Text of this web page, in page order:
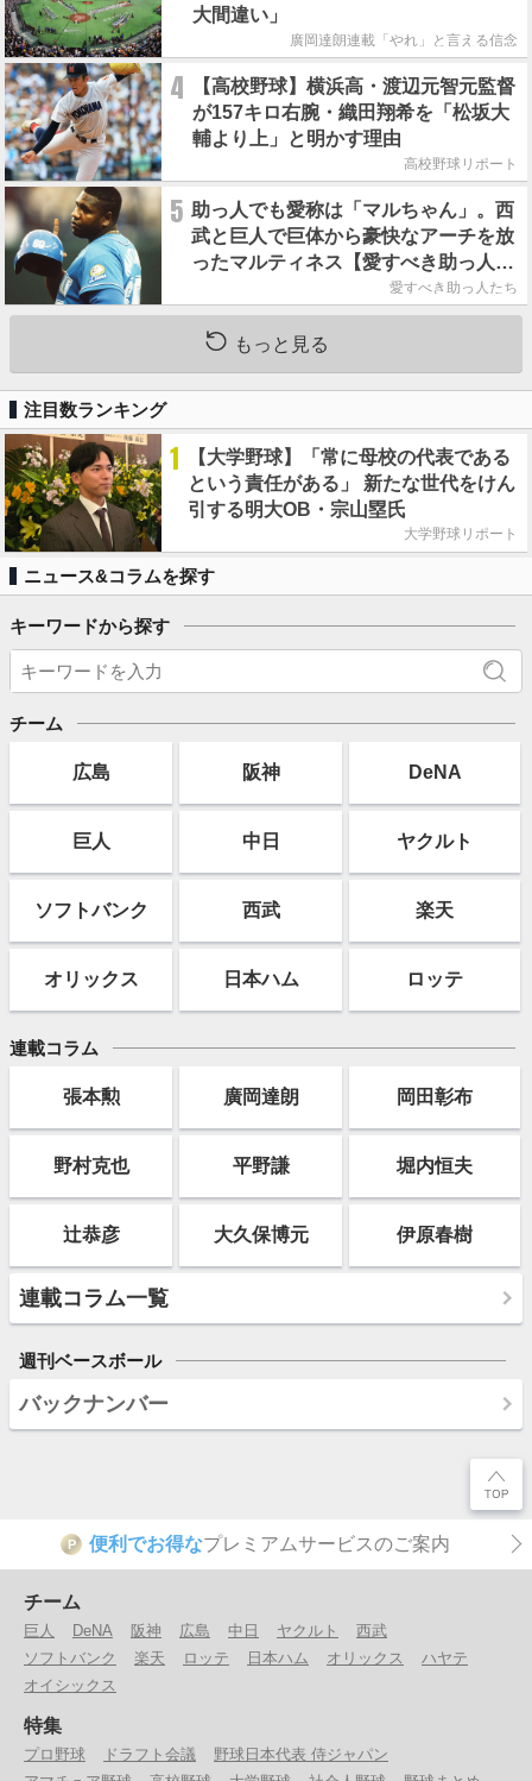
大間違い」
廣岡達朗連載「やれ」と言える信念
4
【高校野球】横浜高・渡辺元智元監督
が157キロ右腕・織田翔希を「松坂大
輔より上」と明かす理由
高校野球リポート
5 助っ人でも愛称は「マルちゃん」。西
武と巨人で巨体から豪快なアーチを放
ったマルティネス【愛すべき助っ人た
愛すべき助っ人たち
もっと見る
注目数ランキング
1
【大学野球】「常に母校の代表である
という責任がある」 新たな世代をけん
引する明大OB・宗山塁氏
大学野球リポート
ニュース&コラムを探す
キーワードから探す
チーム
広島 阪神 DeNA
巨人 中日 ヤクルト
ソフトバンク 西武 楽天
オリックス 日本ハム ロッテ
連載コラム
張本勲 廣岡達朗 岡田彰布
野村克也 平野謙 堀内恒夫
辻恭彦 大久保博元 伊原春樹
連載コラム一覧
週刊ベースボール
バックナンバー
P 便利でお得なプレミアムサービスのご案内
チーム
巨人 DeNA 阪神 広島 中日 ヤクルト
西武
ソフトバンク
楽天 ロッテ 日本ハム オリックス
ハヤテ
オイシックス
特集
プロ野球 ドラフト会議
野球日本代表 侍ジャパン